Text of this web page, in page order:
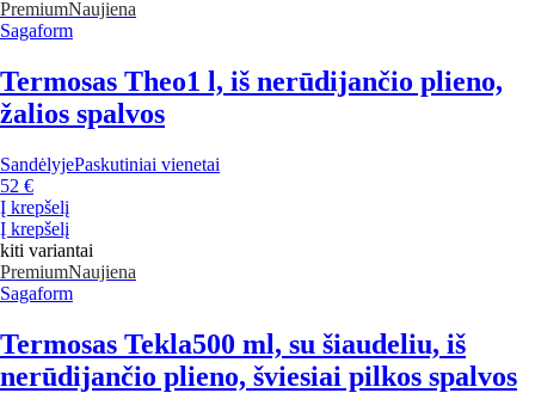
PremiumNaujiena
Sagaform
Termosas Theo1 l, iš nerūdijančio plieno,
žalios spalvos
SandėlyjePaskutiniai vienetai
52 €
Į krepšelį
Į krepšelį
kiti variantai
PremiumNaujiena
Sagaform
Termosas Tekla500 ml, su šiaudeliu, iš
nerūdijančio plieno, šviesiai pilkos spalvos